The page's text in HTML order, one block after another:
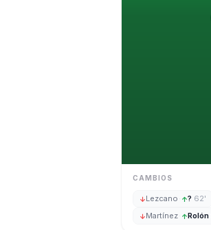
CAMBIOS
↓Lezcano · ↑? 62'
↓Martínez· ↑Rolón